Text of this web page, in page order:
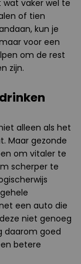
vaker wel te
of tien
kun je
voor een
om de rest
zijn.
alleen als het
Maar gezonde
om vitaler te
scherper te
een auto die
niet genoeg
daarom goed
betere